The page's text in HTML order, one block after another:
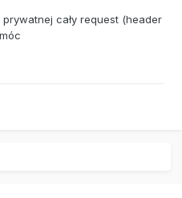
cały request (header